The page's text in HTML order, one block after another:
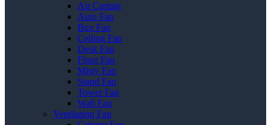
Air Curtain
Auto Fan
Box Fan
Ceiling Fan
Desk Fan
Floor Fan
Misty Fan
Stand Fan
Tower Fan
Wall Fan
Ventilating Fan